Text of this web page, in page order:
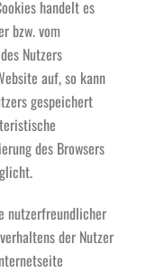
handelt es
bzw. vom
Nutzers
auf, so kann
gespeichert
des Browsers
nutzerfreundlicher
der Nutzer